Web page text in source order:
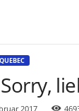
QUEBEC
2017